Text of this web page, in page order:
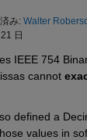
み: Walter
日
IEEE 754
cannot
defined a
values in